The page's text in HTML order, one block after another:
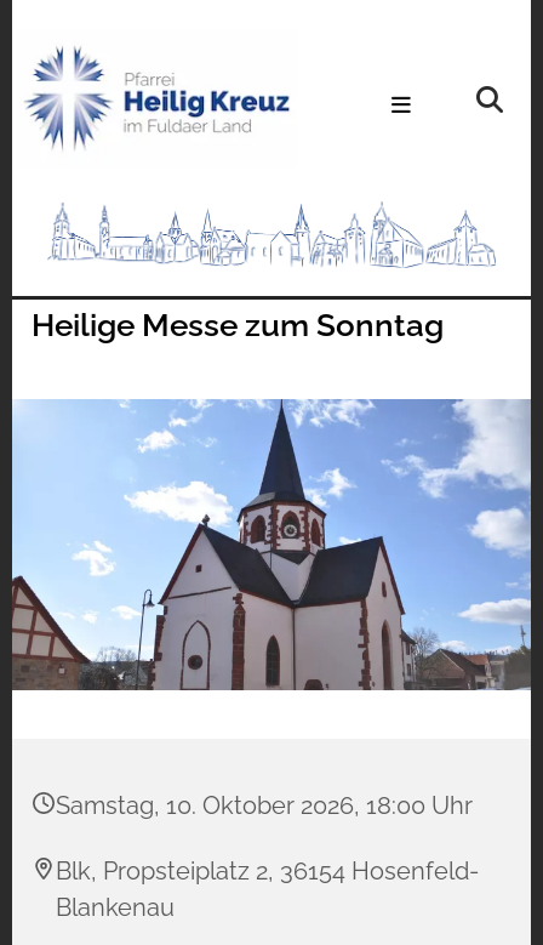
Heilige Messe zum Sonntag
Samstag, 10. Oktober 2026, 18:00 Uhr
Blk, Propsteiplatz 2, 36154 Hosenfeld-
Blankenau